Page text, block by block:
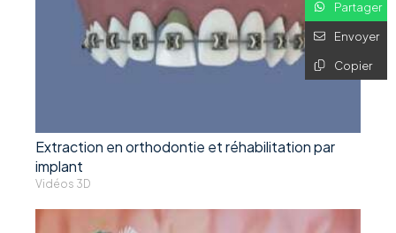
Extraction en orthodontie et réhabilitation par
implant
Vidéos 3D
Partager
Envoyer
Copier